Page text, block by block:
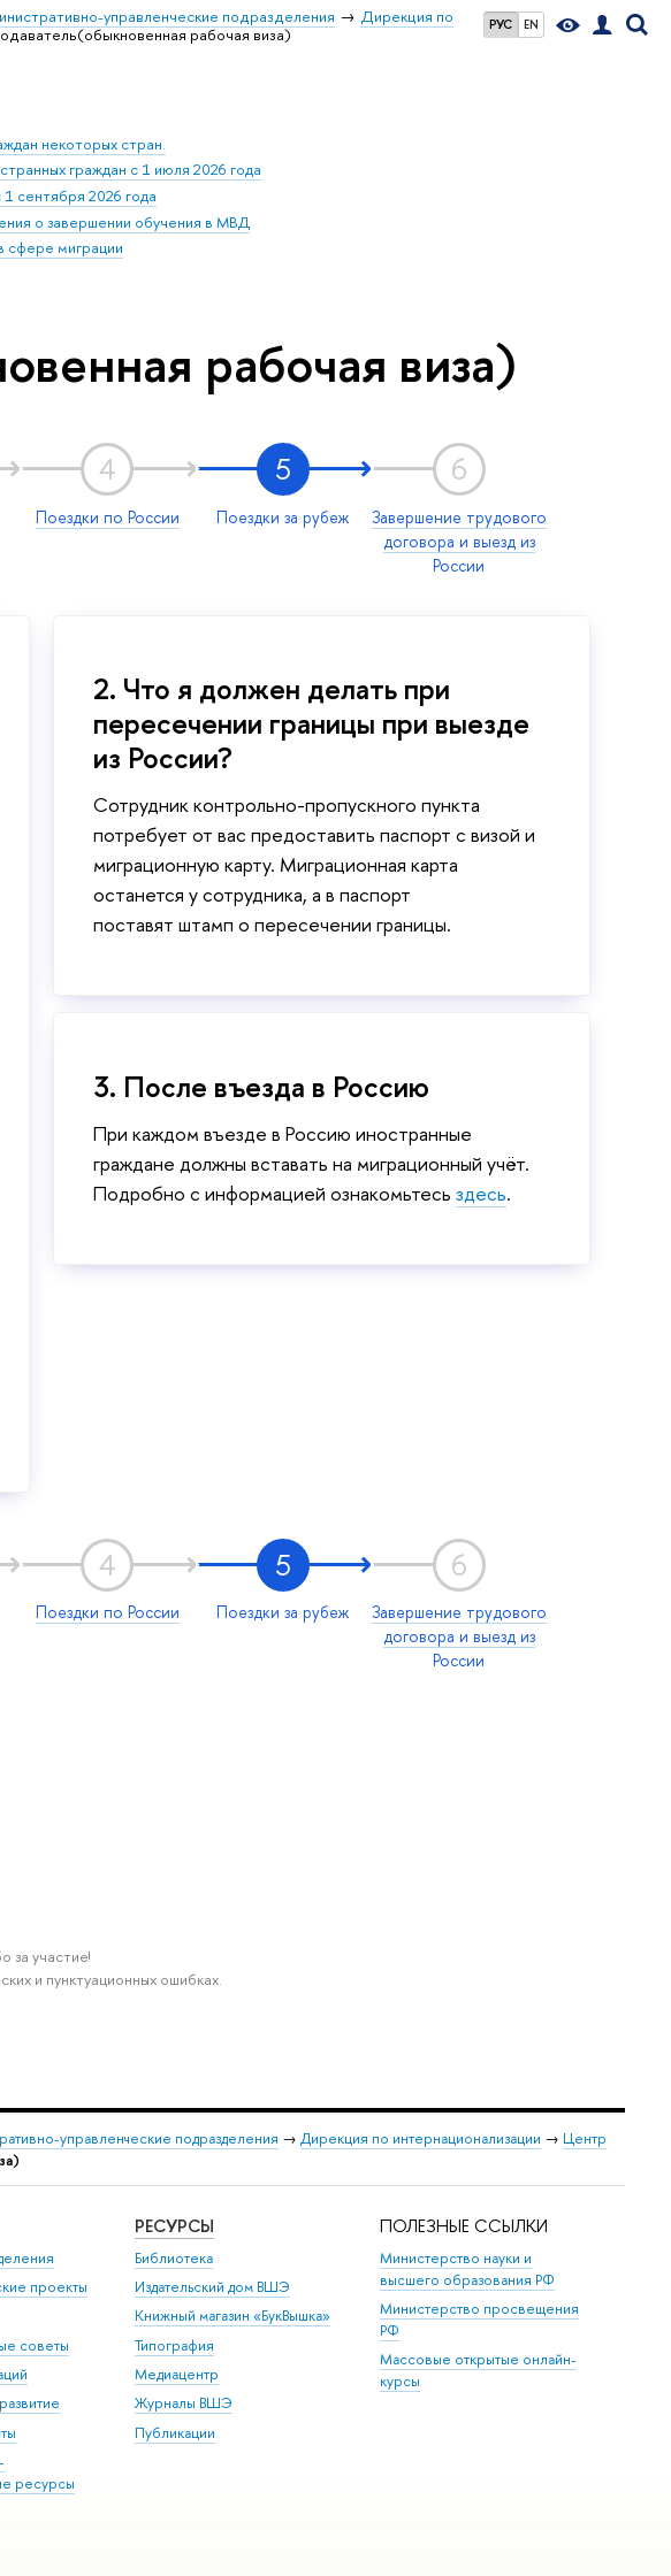
РУС EN
управленческие подразделения
Дирекция по
рабочая виза)
некоторых стран.
граждан с 1 июля 2026 года
сентября 2026 года
о завершении обучения в МВД
сфере миграции
рабочая виза)
4
Поездки по России
5
Поездки за рубеж
6
Завершение трудового
договора и выезд из
России
2. Что я должен делать при
пересечении границы при выезде
из России?
Сотрудник контрольно-пропускного пункта
потребует от вас предоставить паспорт с визой и
миграционную карту. Миграционная карта
останется у сотрудника, а в паспорт
поставят штамп о пересечении границы.
3. После въезда в Россию
При каждом въезде в Россию иностранные
граждане должны вставать на миграционный учёт.
Подробно с информацией ознакомьтесь здесь.
4
Поездки по России
5
Поездки за рубеж
6
Завершение трудового
договора и выезд из
России
за участие!
и пунктуационных ошибках.
управленческие подразделения → Дирекция по интернационализации → Центр
проекты
советы
ресурсы
РЕСУРСЫ
Библиотека
Издательский дом ВШЭ
Книжный магазин «БукВышка»
Типография
Медиацентр
Журналы ВШЭ
Публикации
ПОЛЕЗНЫЕ ССЫЛКИ
Министерство науки и
высшего образования РФ
Министерство просвещения
РФ
Массовые открытые онлайн-
курсы